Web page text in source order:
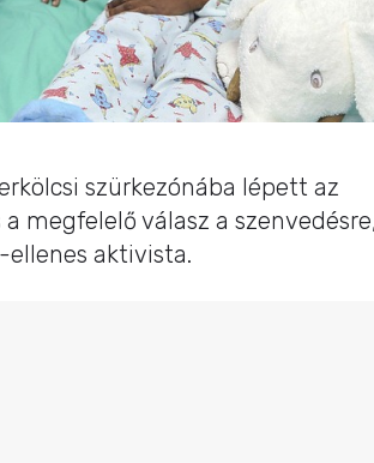
szürkezónába lépett az
megfelelő válasz a
aktivista.